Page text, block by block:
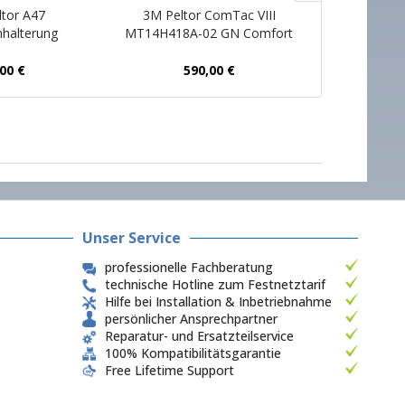
A47
€
3M Peltor ComTac VIII
MT14H418A-02 GN Comfort
590,00 €
Unser Service
professionelle Fachberatung
technische Hotline zum Festnetztarif
Hilfe bei Installation & Inbetriebnahme
persönlicher Ansprechpartner
Reparatur- und Ersatzteilservice
100% Kompatibilitätsgarantie
Free Lifetime Support